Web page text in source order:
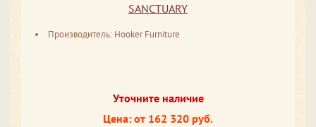
SANCTUARY
Производитель: Hooker Furniture
Уточните наличие
Цена: от 162 320 руб.